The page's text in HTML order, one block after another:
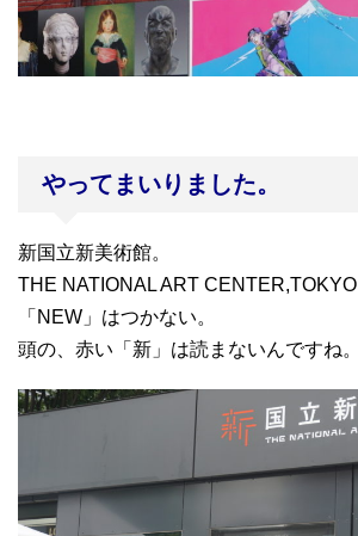
やってまいりました。
新国立新美術館。
THE NATIONAL ART CENTER,TOKYO
「NEW」はつかない。
頭の、赤い「新」は読まないんですね。